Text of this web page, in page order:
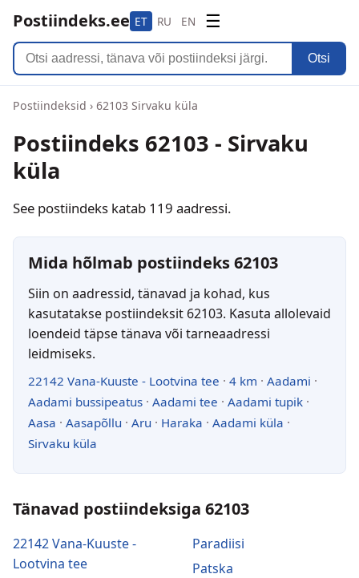
Postiindeks.ee ET RU EN ☰
Otsi
Postiindeksid › 62103 Sirvaku küla
Postiindeks 62103 - Sirvaku
küla
See postiindeks katab 119 aadressi.
Mida hõlmab postiindeks 62103
Siin on aadressid, tänavad ja kohad, kus
kasutatakse postiindeksit 62103. Kasuta allolevaid
loendeid täpse tänava või tarneaadressi
leidmiseks.
22142 Vana-Kuuste - Lootvina tee · 4 km · Aadami ·
Aadami bussipeatus · Aadami tee · Aadami tupik ·
Aasa · Aasapõllu · Aru · Haraka · Aadami küla ·
Sirvaku küla
Tänavad postiindeksiga 62103
22142 Vana-Kuuste -
Lootvina tee
Paradiisi
Patska